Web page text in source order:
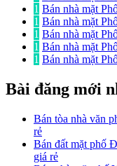
1 Bán nhà mặt
1 Bán nhà mặt
1 Bán nhà mặt
1 Bán nhà mặt
1 Bán nhà mặt
Bài đăng mới
Bán tòa nhà văn
rẻ
Bán đất mặt phố
giá rẻ